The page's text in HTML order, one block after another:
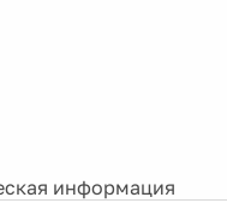
информация